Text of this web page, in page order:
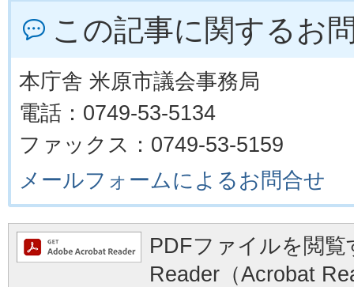
この記事に関するお
本庁舎 米原市議会事務局
電話：0749-53-5134
ファックス：0749-53-5159
メールフォームによるお問合せ
PDFファイルを閲
Reader（Acrobat